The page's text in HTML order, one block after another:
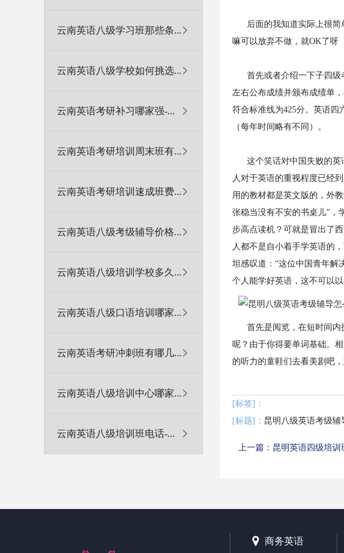
云南英语八级学习班那些条...
云南英语八级学校如何挑选...
云南英语考研补习哪家强-...
云南英语考研培训周末班有...
云南英语考研培训速成班费...
云南英语八级考级辅导价格...
云南英语八级培训学校多久...
云南英语八级口语培训哪家...
云南英语考研冲刺班有哪几...
云南英语八级培训中心哪家...
云南英语八级培训班电话-...
后面的我知道实际上很简
嘛可以放弃不做，就OK了呀
首先或者介绍一下子四级
左右公布成绩并颁布成绩单
符合标准线为425分。英语
（每年时间略有不同）。
这个笑话对中国失败的英
人对于英语的重视程度已经
用的教材都是英文版的，外
张稳当没有不安的书桌儿”，
步高点读机？可就是冒出了
人都不是自小着手学英语的
坦感叹道：“这位中国青年解
个人能学好英语，这不可以
首先是阅览，在短时间内
呢？由于你得要单词基础。
的听力的童鞋们去看美剧吧，
[标签]：
[标题]： 昆明八级英语
上一篇： 昆明英语四级培训
商务英语